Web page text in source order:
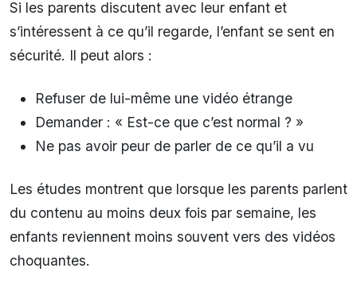
Si les parents discutent avec leur enfant et
s’intéressent à ce qu’il regarde, l’enfant se sent en
sécurité. Il peut alors :
Refuser de lui-même une vidéo étrange
Demander : « Est-ce que c’est normal ? »
Ne pas avoir peur de parler de ce qu’il a vu
Les études montrent que lorsque les parents parlent
du contenu au moins deux fois par semaine, les
enfants reviennent moins souvent vers des vidéos
choquantes.